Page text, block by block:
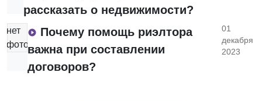
рассказать о недвижимости?
нет
фото
Почему помощь риэлтора
важна при составлении
договоров?
01
декабря
2023